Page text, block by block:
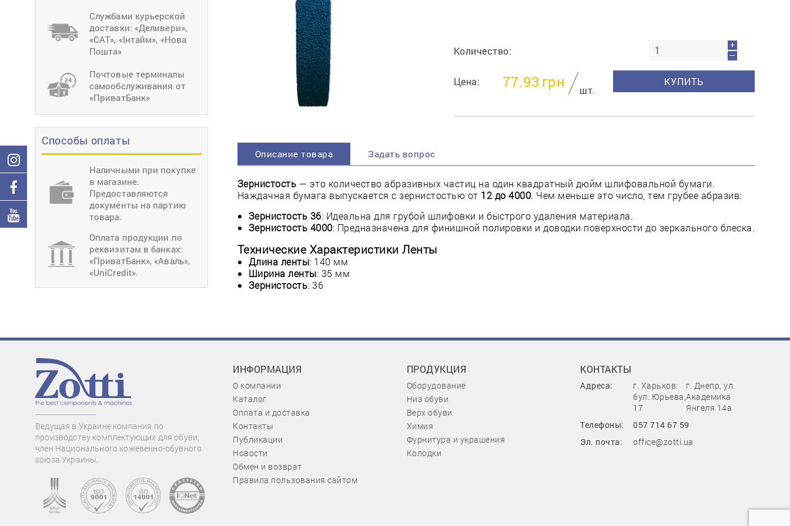
оборудование
Загибка деталей
доактивация клея
Отбивание следа
Службами курьерской
доставки: «Деливери»,
«САТ», «Інтайм», «Нова
Пошта»
Почтовые терминалы
самообслуживания от
«ПриватБанк»
Способы оплаты
Наличными при покупке
в магазине.
Предоставляются
документы на партию
товара.
Оплата продукции по
реквизитам в банках:
«ПриватБанк», «Аваль»,
«UniCredit».
Количество:
+
—
Цена: 77.93 грн шт.
КУПИТЬ
Описание товара Задать вопрос
Зернистость — это количество абразивных частиц на один квадратный дюйм шлифовальной бумаги.
Наждачная бумага выпускается с зернистостью от 12 до 4000. Чем меньше это число, тем грубее абразив:
Зернистость 36: Идеальна для грубой шлифовки и быстрого удаления материала.
Зернистость 4000: Предназначена для финишной полировки и доводки поверхности до зеркального блеска.
Технические Характеристики Ленты
Длина ленты: 140 мм
Ширина ленты: 35 мм
Зернистость: 36
Ведущая в Украине компания по
производству комплектующих для обуви,
член Национального кожевенно-обувного
союза Украины.
ИНФОРМАЦИЯ
О компании
Каталог
Оплата и доставка
Контакты
Публикации
Новости
Обмен и возврат
Правила пользования сайтом
ПРОДУКЦИЯ
Оборудование
Низ обуви
Верх обуви
Химия
Фурнитура и украшения
Колодки
КОНТАКТЫ
Адреса:
г. Харьков:
бул. Юрьева,
17
г. Днепр, ул.
Академика
Янгеля 14а
Телефоны:
057 714 67 59
Эл. почта:
office@zotti.ua